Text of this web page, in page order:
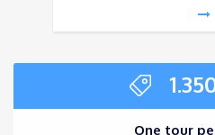
One tour